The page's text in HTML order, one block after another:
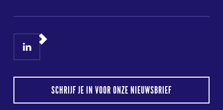
SCHRIJF JE IN VOOR ONZE NIEUWSBRIEF